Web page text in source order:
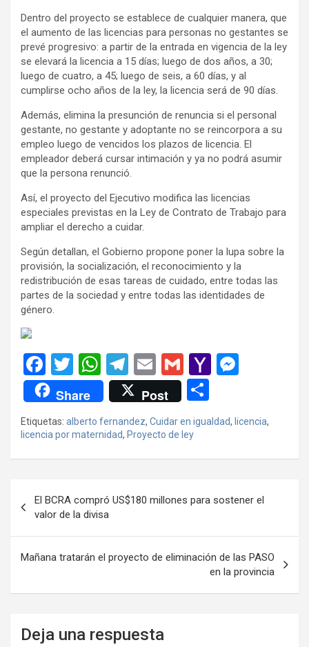
Dentro del proyecto se establece de cualquier manera, que
el aumento de las licencias para personas no gestantes se
prevé progresivo: a partir de la entrada en vigencia de la ley
se elevará la licencia a 15 días; luego de dos años, a 30;
luego de cuatro, a 45; luego de seis, a 60 días, y al
cumplirse ocho años de la ley, la licencia será de 90 días.
Además, elimina la presunción de renuncia si el personal
gestante, no gestante y adoptante no se reincorpora a su
empleo luego de vencidos los plazos de licencia. El
empleador deberá cursar intimación y ya no podrá asumir
que la persona renunció.
Así, el proyecto del Ejecutivo modifica las licencias
especiales previstas en la Ley de Contrato de Trabajo para
ampliar el derecho a cuidar.
Según detallan, el Gobierno propone poner la lupa sobre la
provisión, la socialización, el reconocimiento y la
redistribución de esas tareas de cuidado, entre todas las
partes de la sociedad y entre todas las identidades de
género.
F
a
ce
b
o
k
T
wi
tt
er
W
h
at
s
A
p
T
el
e
gr
a
E
m
ail
G
m
ail
Y
o
o
ail
n
g
Share Post
o
m
p
tir
Etiquetas: alberto fernandez, Cuidar en igualdad, licencia,
licencia por maternidad, Proyecto de ley
de
entradas
El BCRA compró US$180 millones para sostener el
valor de la divisa
Mañana tratarán el proyecto de eliminación de las PASO
en la provincia
Deja una respuesta